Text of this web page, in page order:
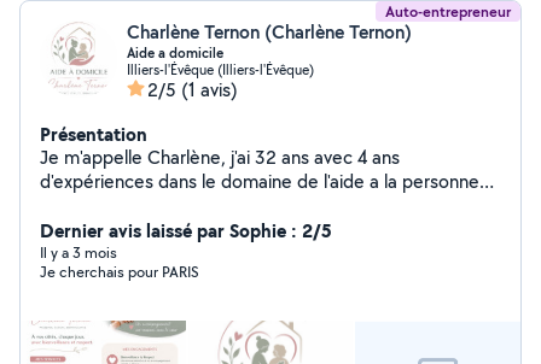
Auto-entrepreneur
Charlène Ternon (Charlène Ternon)
Aide a domicile
Illiers-l'Évêque (Illiers-l'Évêque)
2/5 (1 avis)
Présentation
Je m'appelle Charlène, j'ai 32 ans avec 4 ans
d'expériences dans le domaine de l'aide a la personne
Actuellement en auxiliaire de vie je suis capable
d'entretenir votre logement, de vous apporter l'aide a
l'hygiène, préparer de bons petits plats Je suis à
Dernier avis laissé par Sophie : 2/5
Il y a 3 mois
Je cherchais pour PARIS